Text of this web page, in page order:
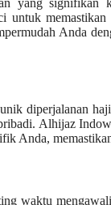
untuk
Anda
diperjalanan
Alhijaz
Anda,
waktu